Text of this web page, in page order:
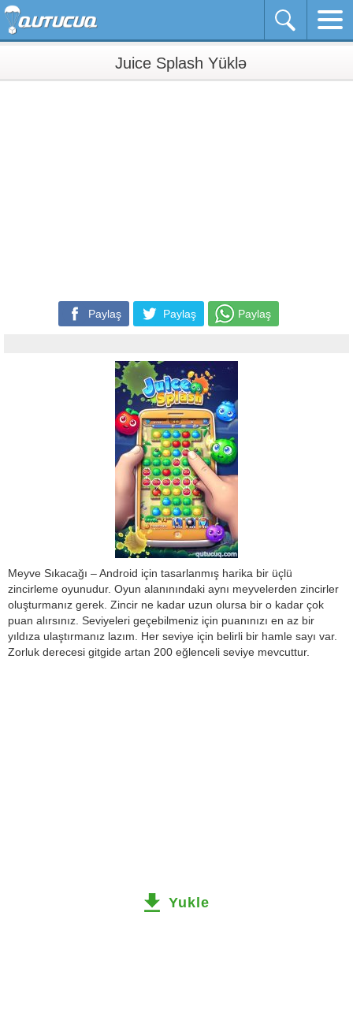
Juice Splash Yüklə
Paylaş Paylaş Paylaş
Meyve Sıkacağı – Android için tasarlanmış harika bir üçlü
zincirleme oyunudur. Oyun alanınındaki aynı meyvelerden zincirler
oluşturmanız gerek. Zincir ne kadar uzun olursa bir o kadar çok
puan alırsınız. Seviyeleri geçebilmeniz için puanınızı en az bir
yıldıza ulaştırmanız lazım. Her seviye için belirli bir hamle sayı var.
Zorluk derecesi gitgide artan 200 eğlenceli seviye mevcuttur.
Yukle